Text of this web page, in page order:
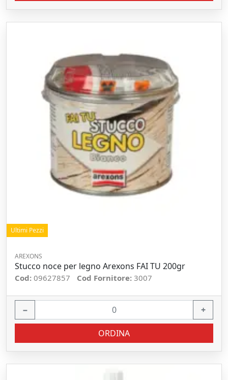
Ultimi Pezzi
AREXONS
Stucco noce per legno Arexons FAI TU 200gr
Cod: 09627857 Cod Fornitore: 3007
− +
ORDINA